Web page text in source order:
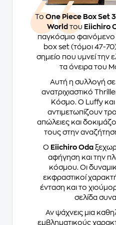
Το One Piece Box Set
World του Eiichiro
παγκόσμιο
box set (τόμοι 47-
σημείο που υμνεί την
τα όνειρα του
Αυτή η συλλογή σε
ανατριχιαστικό
Κόσμο. Ο Luffy
αντιμετωπίζουν
απώλειες και
τους στην
Ο Eiichiro Oda
αφήγηση και την
κόσμου. Οι
εκφραστικοί
ένταση και το
σελίδα
Αν ψάχνεις μια
εμβληματικούς